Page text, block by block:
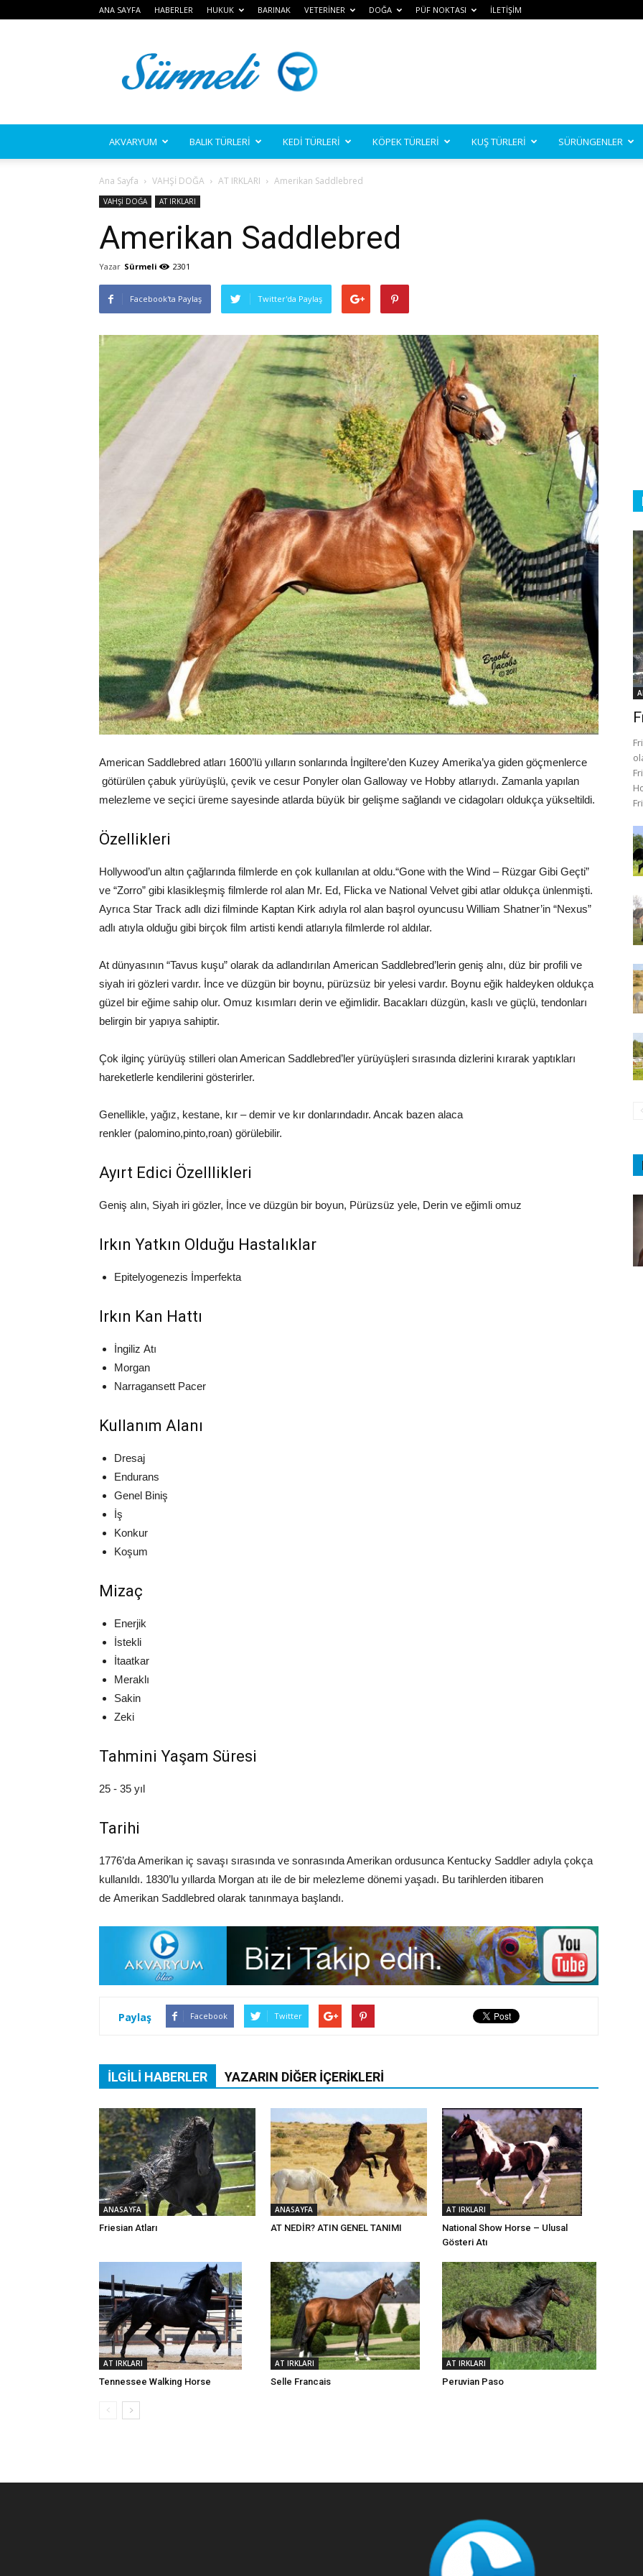
ANA SAYFA HABERLER HUKUK BARINAK VETERİNER DOĞA PÜF NOKTASI İLETİŞİM
AKVARYUM BALIK TÜRLERİ KEDİ TÜRLERİ KÖPEK TÜRLERİ KUŞ TÜRLERİ SÜRÜNGENLER
Ana Sayfa VAHŞİ DOĞA AT IRKLARI Amerikan Saddlebred
VAHŞİ DOĞA AT IRKLARI
Amerikan Saddlebred
Yazar Sürmeli 2301
Facebook'ta Paylaş Twitter'da Paylaş
American Saddlebred atları 1600’lü yılların sonlarında İngiltere’den Kuzey Amerika’ya giden göçmenlerce
götürülen çabuk yürüyüşlü, çevik ve cesur Ponyler olan Galloway ve Hobby atlarıydı. Zamanla yapılan
melezleme ve seçici üreme sayesinde atlarda büyük bir gelişme sağlandı ve cidagoları oldukça yükseltildi.
Özellikleri
Hollywood’un altın çağlarında filmlerde en çok kullanılan at oldu.“Gone with the Wind­ – Rüzgar Gibi Geçti”
ve “Zorro” gibi klasikleşmiş filmlerde rol alan Mr. Ed, Flicka ve National Velvet gibi atlar oldukça ünlenmişti.
Ayrıca Star Track adlı dizi filminde Kaptan Kirk adıyla rol alan başrol oyuncusu William Shatner’in “Nexus”
adlı atıyla olduğu gibi birçok film artisti kendi atlarıyla filmlerde rol aldılar.
At dünyasının “Tavus kuşu” olarak da adlandırılan American Saddlebred’lerin geniş alnı, düz bir profili ve
siyah iri gözleri vardır. İnce ve düzgün bir boynu, pürüzsüz bir yelesi vardır. Boynu eğik haldeyken oldukça
güzel bir eğime sahip olur. Omuz kısımları derin ve eğimlidir. Bacakları düzgün, kaslı ve güçlü, tendonları
belirgin bir yapıya sahiptir.
Çok ilginç yürüyüş stilleri olan American Saddlebred’ler yürüyüşleri sırasında dizlerini kırarak yaptıkları
hareketlerle kendilerini gösterirler.
Genellikle, yağız, kestane, kır – demir ve kır donlarındadır. Ancak bazen alaca
renkler (palomino,pinto,roan) görülebilir.
Ayırt Edici Özelllikleri
Geniş alın, Siyah iri gözler, İnce ve düzgün bir boyun, Pürüzsüz yele, Derin ve eğimli omuz
Irkın Yatkın Olduğu Hastalıklar
Epitelyogenezis İmperfekta
Irkın Kan Hattı
İngiliz Atı
Morgan
Narragansett Pacer
Kullanım Alanı
Dresaj
Endurans
Genel Biniş
İş
Konkur
Koşum
Mizaç
Enerjik
İstekli
İtaatkar
Meraklı
Sakin
Zeki
Tahmini Yaşam Süresi
25 ­- 35 yıl
Tarihi
1776’da Amerikan iç savaşı sırasında ve sonrasında Amerikan ordusunca Kentucky Saddler adıyla çokça
kullanıldı. 1830’lu yıllarda Morgan atı ile de bir melezleme dönemi yaşadı. Bu tarihlerden itibaren
de Amerikan Saddlebred olarak tanınmaya başlandı.
Paylaş Facebook Twitter
İLGILI HABERLER YAZARIN DIĞER İÇERIKLERI
ANASAYFA
Friesian Atları
ANASAYFA
AT NEDİR? ATIN GENEL TANIMI
AT IRKLARI
National Show Horse – Ulusal
Gösteri Atı
AT IRKLARI
Tennessee Walking Horse
AT IRKLARI
Selle Francais
AT IRKLARI
Peruvian Paso